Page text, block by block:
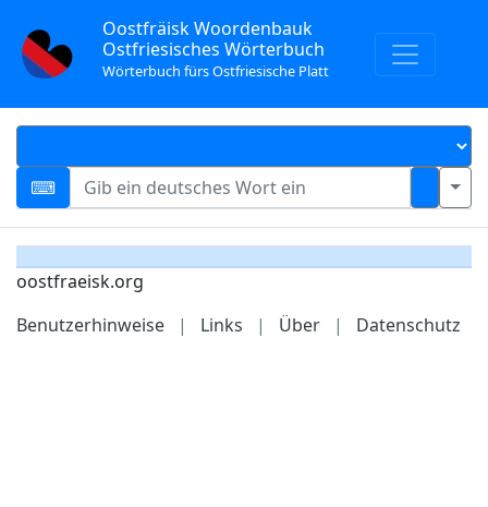
Oostfräisk Woordenbauk
Ostfriesisches Wörterbuch
Wörterbuch fürs Ostfriesische Platt
oostfraeisk.org
Benutzerhinweise
| Links | Über | Datenschutz